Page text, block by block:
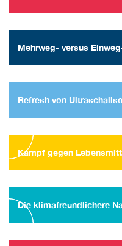
Mehrweg- versus
Refresh von
Kampf gegen
Die klimafreundlichere